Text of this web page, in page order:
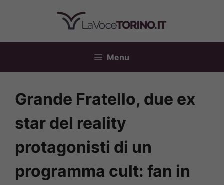
contenuto
Menu
Grande Fratello, due ex
star del reality
protagonisti di un
programma cult: fan in